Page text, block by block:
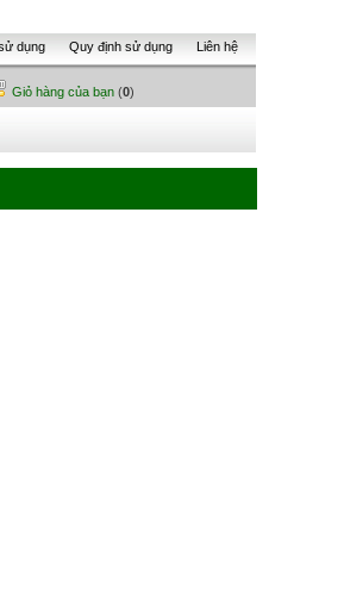
dụng Quy định sử dụng Liên hệ
Giỏ hàng của bạn (0)